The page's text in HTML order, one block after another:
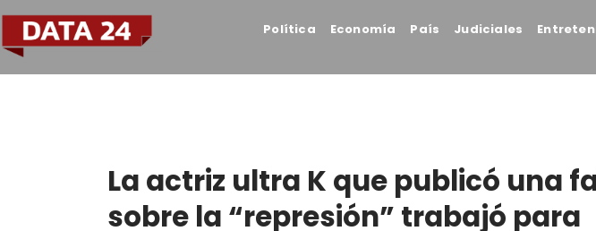
Política Economía País Judiciales
La actriz ultra K que publicó una
sobre la “represión” trabajó para